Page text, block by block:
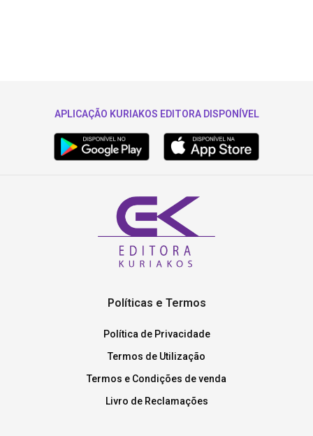
APLICAÇÃO KURIAKOS EDITORA DISPONÍVEL
Políticas e Termos
Política de Privacidade
Termos de Utilização
Termos e Condições de venda
Livro de Reclamações